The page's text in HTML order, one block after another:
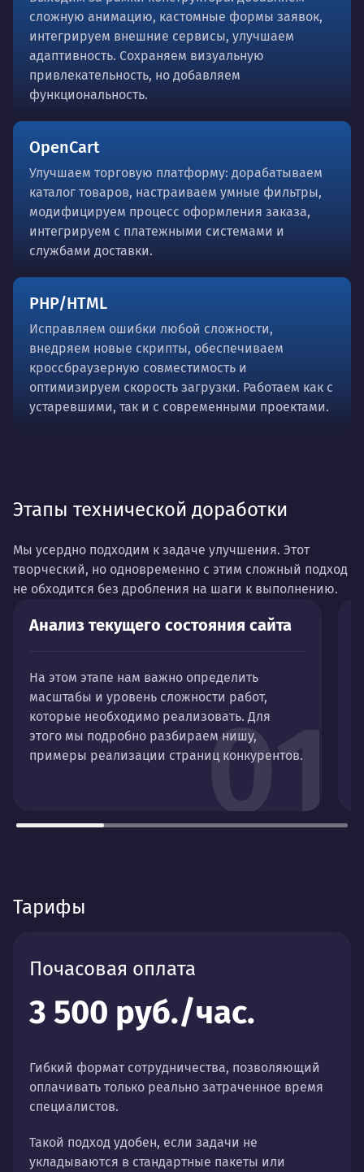
сложную анимацию, кастомные формы заявок,
интегрируем внешние сервисы, улучшаем
адаптивность. Сохраняем визуальную
привлекательность, но добавляем
функциональность.
OpenCart
Улучшаем торговую платформу: дорабатываем
каталог товаров, настраиваем умные фильтры,
модифицируем процесс оформления заказа,
интегрируем с платежными системами и
службами доставки.
PHP/HTML
Исправляем ошибки любой сложности,
внедряем новые скрипты, обеспечиваем
кроссбраузерную совместимость и
оптимизируем скорость загрузки. Работаем как с
устаревшими, так и с современными проектами.
Этапы технической доработки
Мы усердно подходим к задаче улучшения. Этот
творческий, но одновременно с этим сложный подход
не обходится без дробления на шаги к выполнению.
01
Анализ текущего состояния сайта
На этом этапе нам важно определить
масштабы и уровень сложности работ,
которые необходимо реализовать. Для
этого мы подробно разбираем нишу,
примеры реализации страниц конкурентов.
Тарифы
Почасовая оплата
3 500 руб./час.
Гибкий формат сотрудничества, позволяющий
оплачивать только реально затраченное время
специалистов.
Такой подход удобен, если задачи не
укладываются в стандартные пакеты или